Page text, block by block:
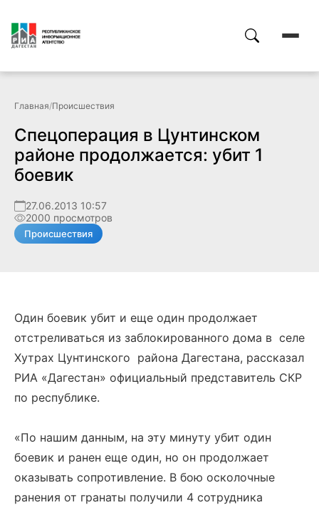
Главная/Происшествия
Спецоперация в Цунтинском
районе продолжается: убит 1
боевик
27.06.2013 10:57
2000 просмотров
Происшествия
Один боевик убит и еще один продолжает
отстреливаться из заблокированного дома в селе
Хутрах Цунтинского района Дагестана, рассказал
РИА «Дагестан» официальный представитель СКР
по республике.
«По нашим данным, на эту минуту убит один
боевик и ранен еще один, но он продолжает
оказывать сопротивление. В бою осколочные
ранения от гранаты получили 4 сотрудника